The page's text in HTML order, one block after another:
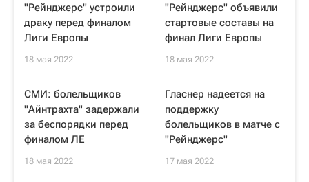
"Рейнджерс" устроили
драку перед финалом
Лиги Европы
18 мая 2022
"Рейнджерс" объявили
стартовые составы на
финал Лиги Европы
18 мая 2022
СМИ: болельщиков
"Айнтрахта" задержали
за беспорядки перед
финалом ЛЕ
18 мая 2022
Гласнер надеется на
поддержку
болельщиков в матче с
"Рейнджерс"
17 мая 2022